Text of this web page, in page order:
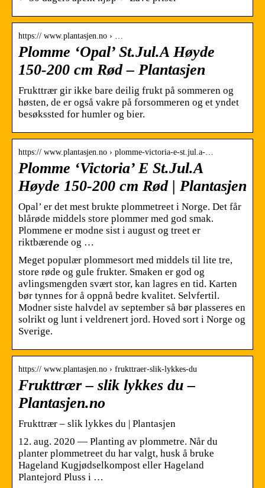
https:// www.plantasjen.no › …
Plomme ‘Opal’ St.Jul.A Høyde
150-200 cm Rød – Plantasjen
Frukttrær gir ikke bare deilig frukt på sommeren og
høsten, de er også vakre på forsommeren og et yndet
besøkssted for humler og bier.
https:// www.plantasjen.no › plomme-victoria-e-st.jul.a-…
Plomme ‘Victoria’ E St.Jul.A
Høyde 150-200 cm Rød | Plantasjen
Opal’ er det mest brukte plommetreet i Norge. Det får
blårøde middels store plommer med god smak.
Plommene er modne sist i august og treet er
riktbærende og …
Meget populær plommesort med middels til lite tre,
store røde og gule frukter. Smaken er god og
avlingsmengden svært stor, kan lagres en tid. Karten
bør tynnes for å oppnå bedre kvalitet. Selvfertil.
Modner siste halvdel av september så bør plasseres en
solrikt og lunt i veldrenert jord. Hoved sort i Norge og
Sverige.
https:// www.plantasjen.no › frukttraer-slik-lykkes-du
Frukttrær – slik lykkes du –
Plantasjen.no
Frukttrær – slik lykkes du | Plantasjen
12. aug. 2020 — Planting av plommetre. Når du
planter plommetreet du har valgt, husk å bruke
Hageland Kugjødselkompost eller Hageland
Plantejord Pluss i …